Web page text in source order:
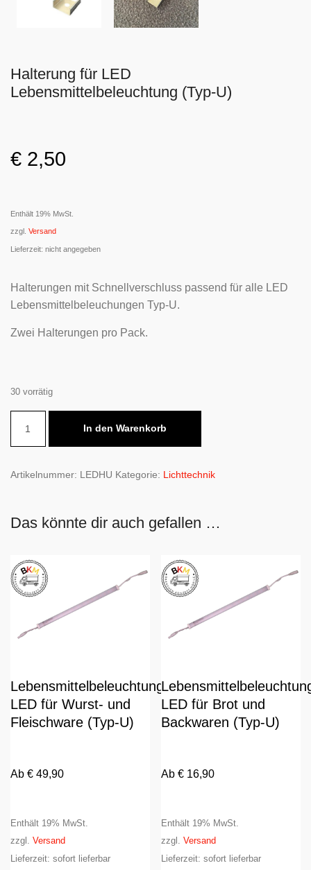
Halterung für LED
Lebensmittelbeleuchtung (Typ-U)
€ 2,50
Enthält 19% MwSt.
zzgl. Versand
Lieferzeit: nicht angegeben
Halterungen mit Schnellverschluss passend für alle LED
Lebensmittelbeleuchungen Typ-U.
Zwei Halterungen pro Pack.
30 vorrätig
Lebensmittelbeleuchtung
Menge
In den Warenkorb
Artikelnummer: LEDHU Kategorie: Lichttechnik
Das könnte dir auch gefallen …
Lebensmittelbeleuchtung
LED für Wurst- und
Fleischware (Typ-U)
Ab € 49,90
Enthält 19% MwSt.
zzgl. Versand
Lieferzeit: sofort lieferbar
LED für Brot und
Backwaren (Typ-U)
Ab € 16,90
Enthält 19% MwSt.
zzgl.Versand
Lieferzeit: sofort lieferbar